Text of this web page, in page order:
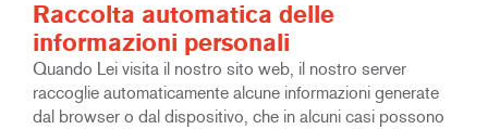
Raccolta automatica delle
informazioni personali
Quando Lei visita il nostro sito web, il nostro server
raccoglie automaticamente alcune informazioni generate
dal browser o dal dispositivo, che in alcuni casi possono